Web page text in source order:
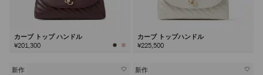
カーブ トップ ハンドル
¥201,300
カーブ トップハンドル
¥225,500
新作 新作